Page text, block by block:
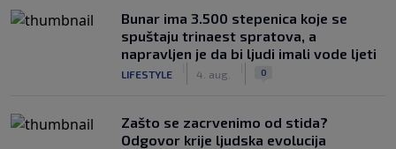
Bunar imа 3.500 stepenica koje se
spuštaju trinaest spratova, a
napravljen je da bi ljudi imali vode ljeti
LIFESTYLE 4. aug. 0
Zašto se zacrvenimo od stida?
Odgovor krije ljudska evolucija